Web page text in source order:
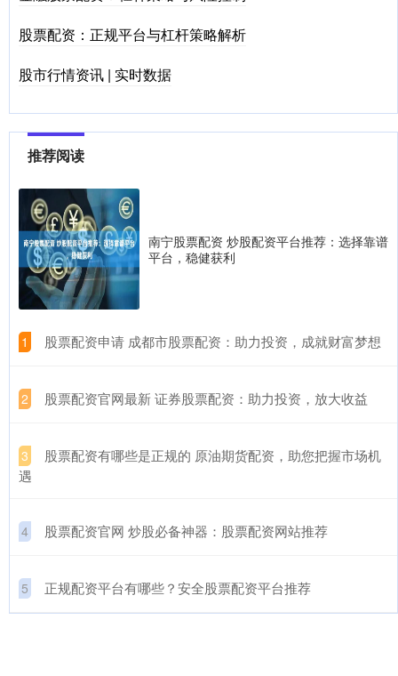
股票配资：正规平台与杠杆策略解析
股市行情资讯 | 实时数据
推荐阅读
南宁股票配资 炒股配资平台推荐：选择靠谱
平台，稳健获利
1 ​股票配资申请 成都市股票配资：助力投资，成就财富梦想
2 ​股票配资官网最新 证券股票配资：助力投资，放大收益
3
​股票配资有哪些是正规的 原油期货配资，助您把握市场机
遇
4 ​股票配资官网 炒股必备神器：股票配资网站推荐
5 ​正规配资平台有哪些？安全股票配资平台推荐